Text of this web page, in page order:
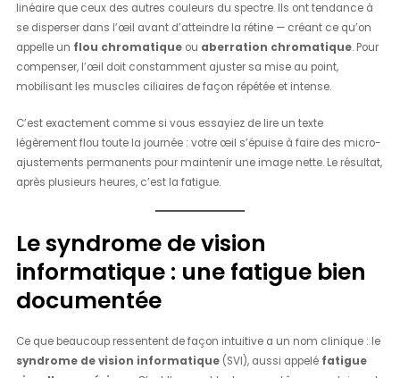
linéaire que ceux des autres couleurs du spectre. Ils ont tendance à
se disperser dans l’œil avant d’atteindre la rétine — créant ce qu’on
appelle un flou chromatique ou aberration chromatique. Pour
compenser, l’œil doit constamment ajuster sa mise au point,
mobilisant les muscles ciliaires de façon répétée et intense.
C’est exactement comme si vous essayiez de lire un texte
légèrement flou toute la journée : votre œil s’épuise à faire des micro-
ajustements permanents pour maintenir une image nette. Le résultat,
après plusieurs heures, c’est la fatigue.
Le syndrome de vision
informatique : une fatigue bien
documentée
Ce que beaucoup ressentent de façon intuitive a un nom clinique : le
syndrome de vision informatique (SVI), aussi appelé fatigue